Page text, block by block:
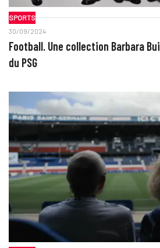
SPORTS
30/09/2024
Football. Une collection Barbara
du PSG